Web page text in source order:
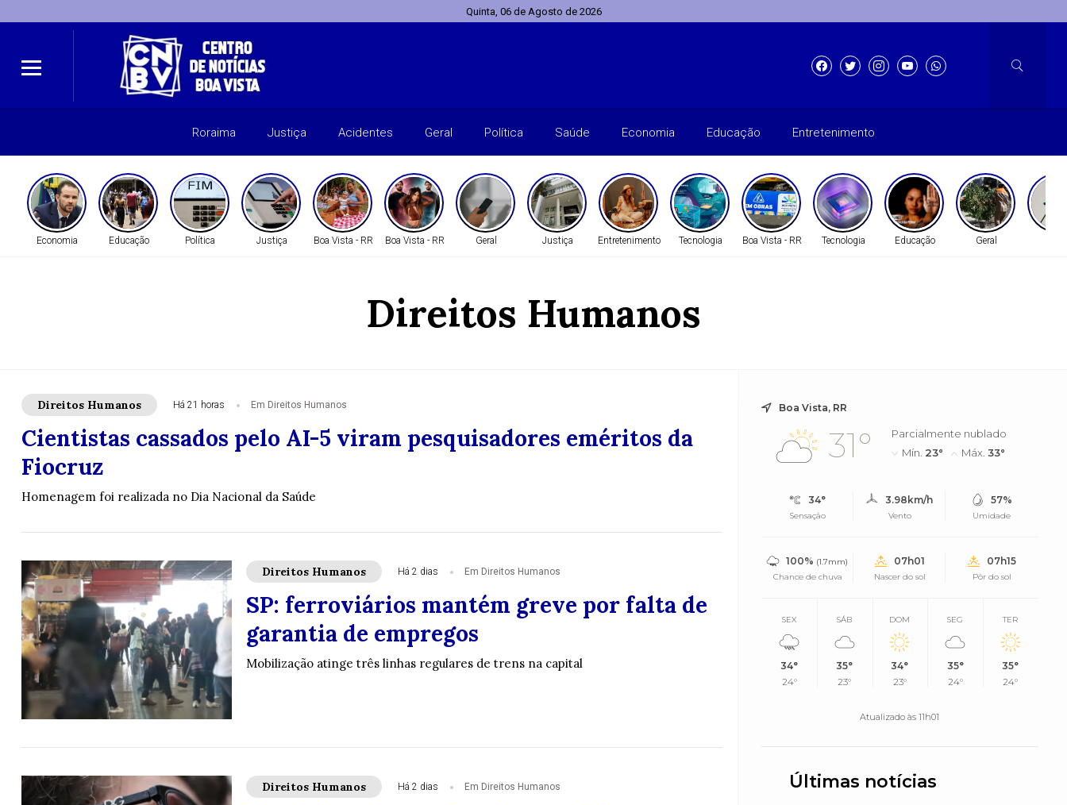
Quinta, 06 de Agosto de 2026
Roraima Justiça Acidentes Geral Política Saúde Economia Educação Entretenimento
Economia Educação Política Justiça Boa Vista - RR Boa Vista - RR Geral Justiça Entretenimento Tecnologia Boa Vista - RR Tecnologia Educação Geral
Direitos Humanos
Direitos Humanos Há 21 horas Em Direitos Humanos
Cientistas cassados pelo AI-5 viram pesquisadores eméritos da
Fiocruz
Homenagem foi realizada no Dia Nacional da Saúde
Direitos Humanos Há 2 dias Em Direitos Humanos
SP: ferroviários mantém greve por falta de
garantia de empregos
Mobilização atinge três linhas regulares de trens na capital
Direitos Humanos Há 2 dias Em Direitos Humanos
Boa Vista, RR
31°
Parcialmente nublado
Mín. 23° Máx.33°
34°
Sensação
3.98km/h
Vento
57%
Umidade
100% (1.7mm)
Chance de chuva
07h01
Nascer do sol
07h15
Pôr do sol
SEX
34°
24°
SÁB
35°
23°
DOM
34°
23°
SEG
35°
24°
TER
35°
24°
Atualizado às 11h01
Últimas notícias